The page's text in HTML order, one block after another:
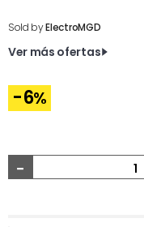
Sold byElectroMGD
Ver más ofertas
-6%
-